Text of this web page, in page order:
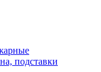
подставки